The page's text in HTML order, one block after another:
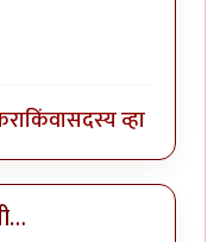
किंवासदस्य व्हा